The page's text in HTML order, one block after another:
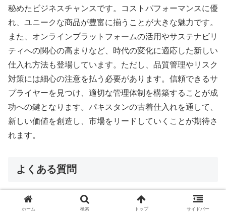
秘めたビジネスチャンスです。コストパフォーマンスに優
れ、ユニークな商品が豊富に揃うことが大きな魅力です。
また、オンラインプラットフォームの活用やサステナビリ
ティへの関心の高まりなど、時代の変化に適応した新しい
仕入れ方法も登場しています。ただし、品質管理やリスク
対策には細心の注意を払う必要があります。信頼できるサ
プライヤーを見つけ、適切な管理体制を構築することが成
功への鍵となります。パキスタンの古着仕入れを通して、
新しい価値を創造し、市場をリードしていくことが期待さ
れます。
よくある質問
パキスタンのベール仕入れの魅力は何ですか?
ホーム 検索 トップ サイドバー